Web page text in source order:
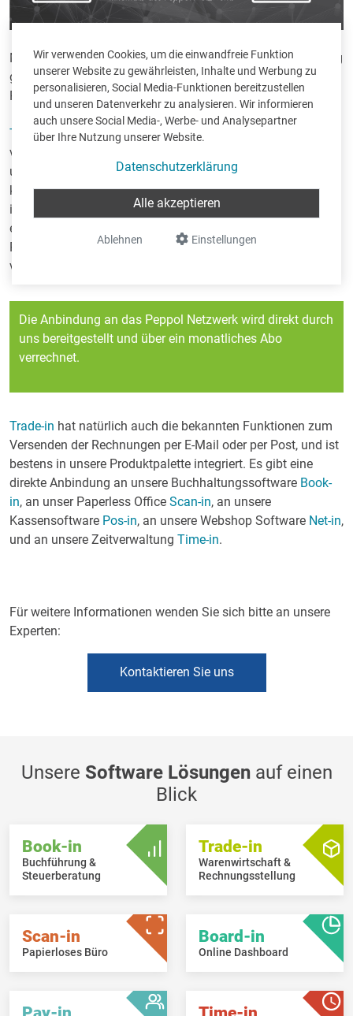
Wir verwenden Cookies, um die einwandfreie Funktion
unserer Website zu gewährleisten, Inhalte und Werbung zu
personalisieren, Social Media-Funktionen bereitzustellen
und unseren Datenverkehr zu analysieren. Wir informieren
auch unsere Social Media-, Werbe- und Analysepartner
über Ihre Nutzung unserer Website.
Datenschutzerklärung
Einstellungen
Ablehnen
Alle akzeptieren
Mit Trade-inist die Erstellung einer elektronischen Rechnung
genauso einfach wie die Erstellung einer herkömmlichen
Rechnung.
Trade-inundScan-in sind direkt mit dem Peppol Netzwerk
verbunden. Sie müssen somit Ihrerseits keinerlei Schritte
unternehmen, um Rechnungen über Peppol versenden zu
können. Sie müssen lediglich in der Definition des Kunden
im
angeben, dass er die Rechnung über Peppol
erhalten will, und schon werden alle produzierten
Rechnungen des Kunden über das Peppol Netzwerk
versendet.
Die Anbindung an das Peppol Netzwerk wird direkt durch
uns bereitgestellt und über ein monatliches Abo
verrechnet.
Trade-in hat natürlich auch die bekannten Funktionen zum
Versenden der Rechnungen per E-Mail oder per Post, und ist
bestens in unsere Produktpalette integriert. Es gibt eine
direkte Anbindung an unsere Buchhaltungssoftware Book-
in, an unser Paperless Office Scan-in, an unsere
Kassensoftware Pos-in, an unsere Webshop Software Net-in,
und an unsere Zeitverwaltung Time-in.
Für weitere Informationen wenden Sie sich bitte an unsere
Experten:
Kontaktieren Sie uns
Unsere Software Lösungenauf einen
Blick
Book-in
Buchführung &
Steuerberatung
Trade-in
Warenwirtschaft &
Rechnungsstellung
Scan-in
Papierloses Büro
Board-in
Online Dashboard